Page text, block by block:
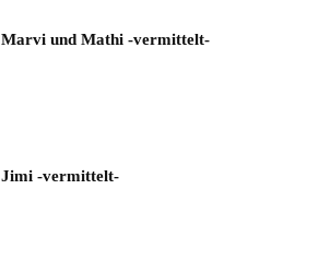
Marvi und Mathi -vermittelt-
Jimi -vermittelt-